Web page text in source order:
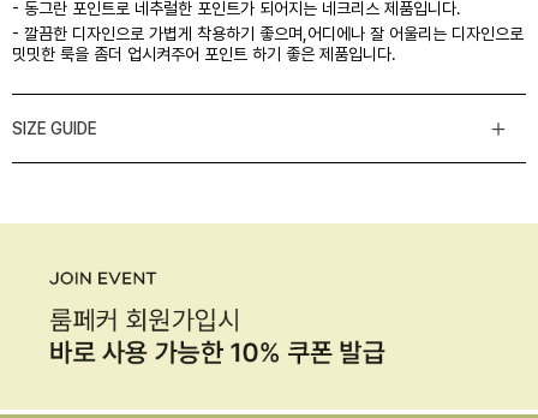
- 동그란 포인트로 네추럴한 포인트가 되어지는 네크리스 제품입니다.
- 깔끔한 디자인으로 가볍게 착용하기 좋으며,어디에나 잘 어울리는 디자인으로
밋밋한 룩을 좀더 업시켜주어 포인트 하기 좋은 제품입니다.
SIZE GUIDE